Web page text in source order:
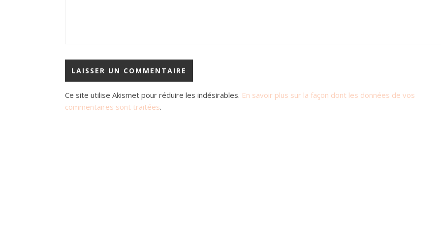
Ce site utilise Akismet pour réduire les indésirables. En savoir plus sur la façon dont les données de vos
commentaires sont traitées.